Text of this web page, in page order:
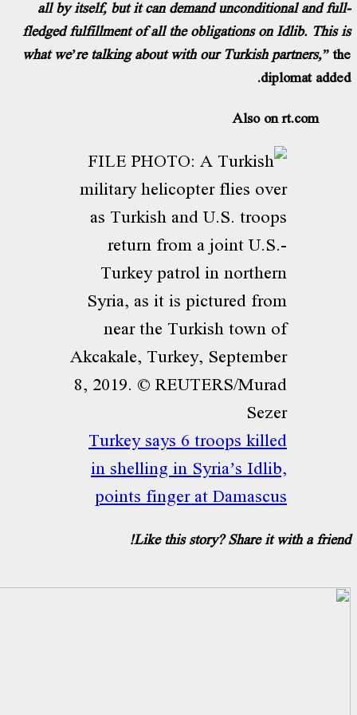
all by itself, but it can demand unconditional and
fledged fulfillment of all the obligations on Idlib. This
what we’re talking about with our Turkish partners,”
diplomat
Also on rt.com
Turkey says 6 troops killed
in shelling in Syria’s Idlib,
points finger at Damascus
Like this story? Share it with a